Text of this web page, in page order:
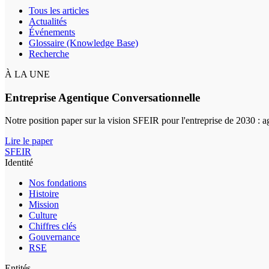
Tous les articles
Actualités
Événements
Glossaire (Knowledge Base)
Recherche
À LA UNE
Entreprise Agentique Conversationnelle
Notre position paper sur la vision SFEIR pour l'entreprise de 2030 :
Lire le paper
SFEIR
Identité
Nos fondations
Histoire
Mission
Culture
Chiffres clés
Gouvernance
RSE